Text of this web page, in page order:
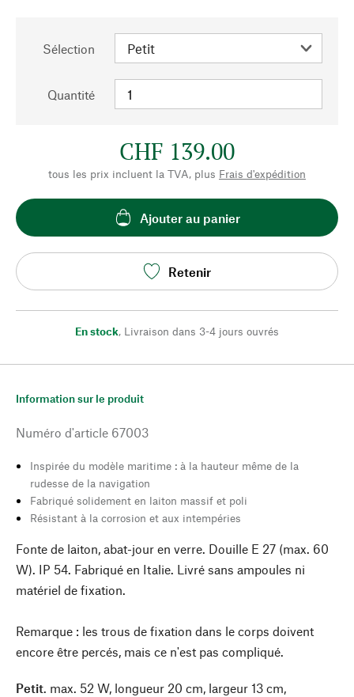
Sélection
Quantité
CHF 139.00
tous les prix incluent la TVA, plus Frais d'expédition
Ajouter au panier
Retenir
En stock, Livraison dans 3-4 jours ouvrés
Information sur le produit
Numéro d'article 67003
Inspirée du modèle maritime : à la hauteur même de la
rudesse de la navigation
Fabriqué solidement en laiton massif et poli
Résistant à la corrosion et aux intempéries
Fonte de laiton, abat-jour en verre. Douille E 27 (max. 60
W). IP 54. Fabriqué en Italie. Livré sans ampoules ni
matériel de fixation.
Remarque : les trous de fixation dans le corps doivent
encore être percés, mais ce n'est pas compliqué.
Petit. max. 52 W, longueur 20 cm, largeur 13 cm,